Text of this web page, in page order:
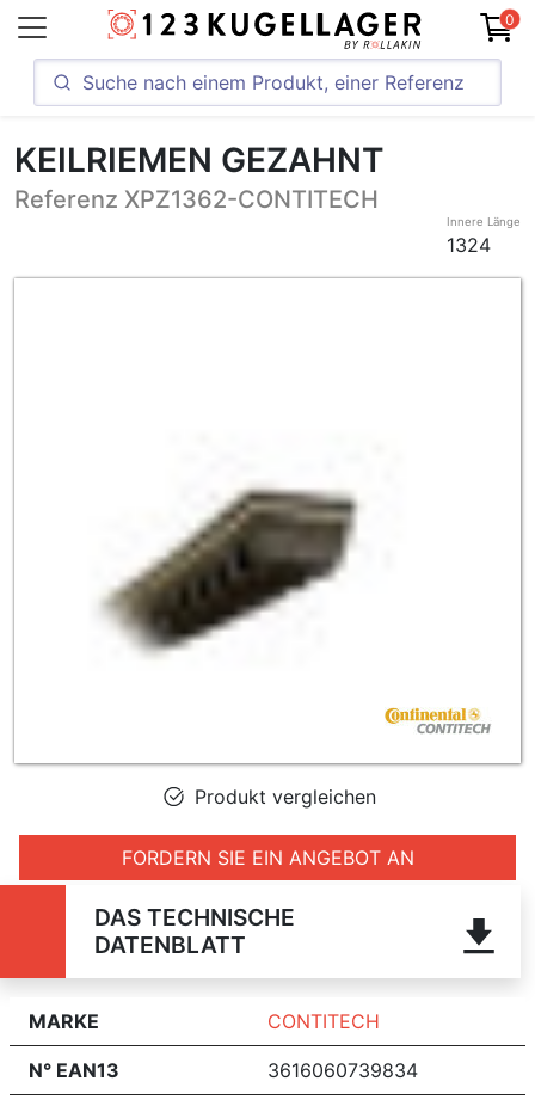
0
KEILRIEMEN GEZAHNT
Referenz XPZ1362-CONTITECH
Innere Länge
1324
Produkt vergleichen
FORDERN SIE EIN ANGEBOT AN
DAS TECHNISCHE
DATENBLATT
MARKE CONTITECH
N° EAN13 3616060739834